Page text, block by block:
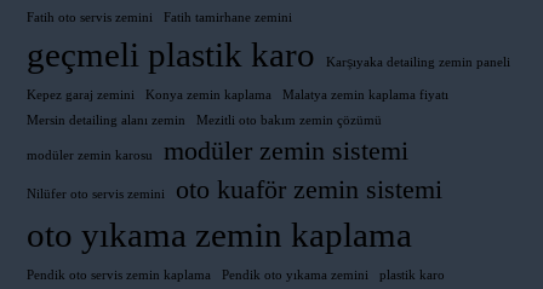
Fatih oto servis zemini
Fatih tamirhane zemini
geçmeli plastik karo Karşıyaka detailing zemin paneli
Kepez garaj zemini Konya zemin kaplama
Malatya zemin kaplama fiyatı
Mersin detailing alanı zemin
Mezitli oto bakım zemin çözümü
modüler zemin karosu modüler zemin sistemi
Nilüfer oto servis zemini oto kuaför zemin sistemi
oto yıkama zemin kaplama
Pendik oto servis zemin kaplama Pendik oto yıkama zemini plastik karo